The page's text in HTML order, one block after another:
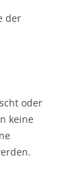
der
oder
keine